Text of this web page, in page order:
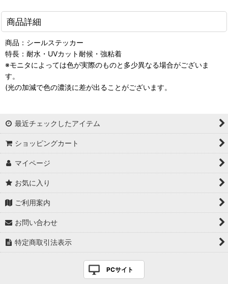
商品詳細
商品：シールステッカー
特長：耐水・UVカット耐候・強粘着
※モニタによっては色が実際のものと多少異なる場合がございま
す。
(光の加減で色の濃淡に差が出ることがございます。
最近チェックしたアイテム
ショッピングカート
マイページ
お気に入り
ご利用案内
お問い合わせ
特定商取引法表示
PCサイト